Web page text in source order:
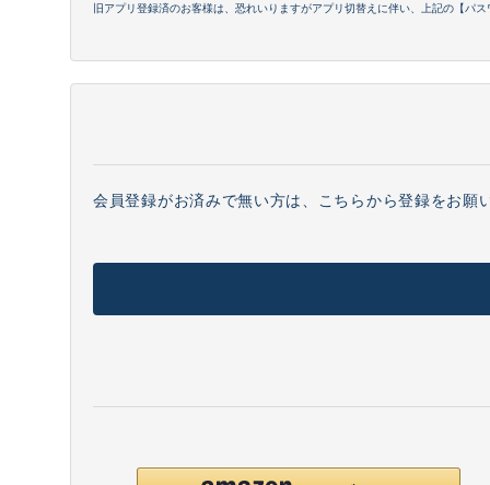
旧アプリ登録済のお客様は、恐れいりますがアプリ切替えに伴い、上記の【パ
会員登録がお済みで無い方は、こちらから登録をお願